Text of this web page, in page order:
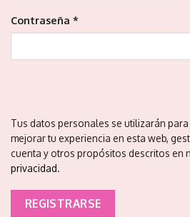
Contraseña *
Tus datos personales se utilizarán
mejorar tu experiencia en esta web,
cuenta y otros propósitos descritos en
privacidad.
REGISTRARSE